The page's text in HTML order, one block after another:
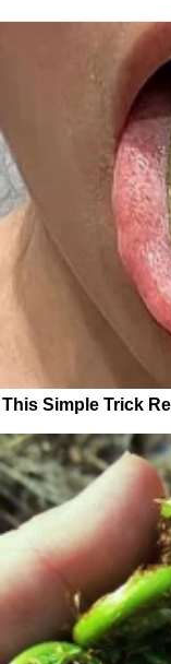
This Simple Trick